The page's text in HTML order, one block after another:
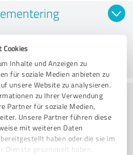
Cookies
Inhalte und Anzeigen zu
für soziale Medien anbieten zu
unsere Website zu analysieren.
zu Ihrer Verwendung
Partner für soziale Medien,
Unsere Partner führen diese
mit weiteren Daten
haben oder die sie im
Dienste gesammelt haben.